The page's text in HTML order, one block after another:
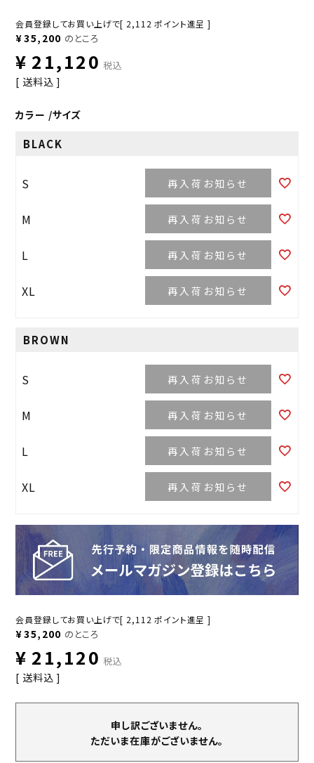
会員登録してお買い上げで[ 2,112 ポイント進呈 ]
¥35,200 のところ
¥ 21,120 税込
送料込
カラー サイズ
BLACK
S 再入荷お知らせ
M 再入荷お知らせ
L 再入荷お知らせ
XL 再入荷お知らせ
BROWN
S 再入荷お知らせ
M 再入荷お知らせ
L 再入荷お知らせ
XL 再入荷お知らせ
会員登録してお買い上げで[ 2,112 ポイント進呈 ]
¥35,200 のところ
¥ 21,120 税込
送料込
申し訳ございません。
ただいま在庫がございません。